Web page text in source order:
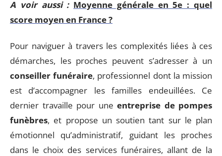
A voir aussi : Moyenne générale en 5e : quel
score moyen en France ?
Pour naviguer à travers les complexités liées à ces
démarches, les proches peuvent s’adresser à un
conseiller funéraire, professionnel dont la mission
est d’accompagner les familles endeuillées. Ce
dernier travaille pour une entreprise de pompes
funèbres, et propose un soutien tant sur le plan
émotionnel qu’administratif, guidant les proches
dans le choix des services funéraires, allant de la